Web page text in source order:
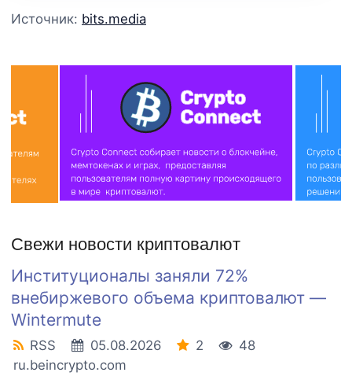
Источник: bits.media
Свежи новости криптовалют
Институционалы заняли 72%
внебиржевого объема криптовалют —
Wintermute
RSS 05.08.2026 2
48
ru.beincrypto.com